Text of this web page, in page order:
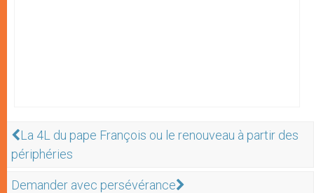
La 4L du pape François ou le renouveau à partir des
périphéries
Demander avec persévérance